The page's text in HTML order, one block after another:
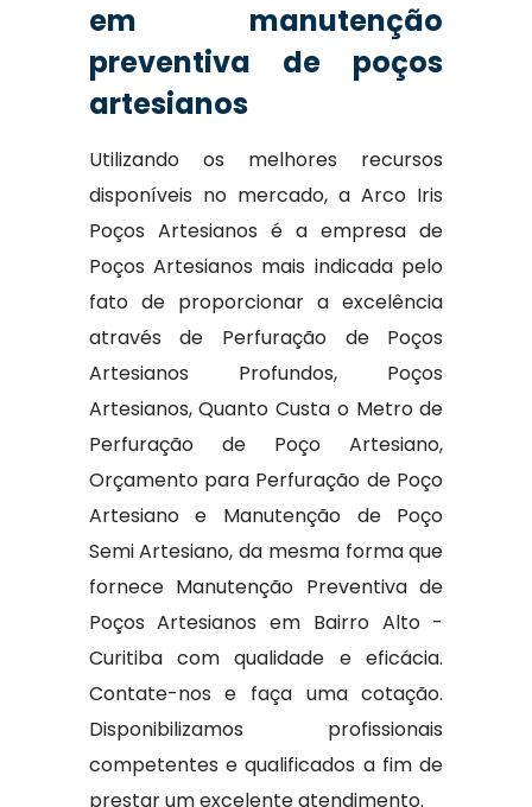
em manutenção
preventiva de poços
artesianos
Utilizando os melhores recursos
disponíveis no mercado, a Arco Iris
Poços Artesianos é a empresa de
Poços Artesianos mais indicada pelo
fato de proporcionar a excelência
através de Perfuração de Poços
Artesianos Profundos, Poços
Artesianos, Quanto Custa o Metro de
Perfuração de Poço Artesiano,
Orçamento para Perfuração de Poço
Artesiano e Manutenção de Poço
Semi Artesiano, da mesma forma que
fornece Manutenção Preventiva de
Poços Artesianos em Bairro Alto -
Curitiba com qualidade e eficácia.
Contate-nos e faça uma cotação.
Disponibilizamos profissionais
competentes e qualificados a fim de
prestar um excelente atendimento.